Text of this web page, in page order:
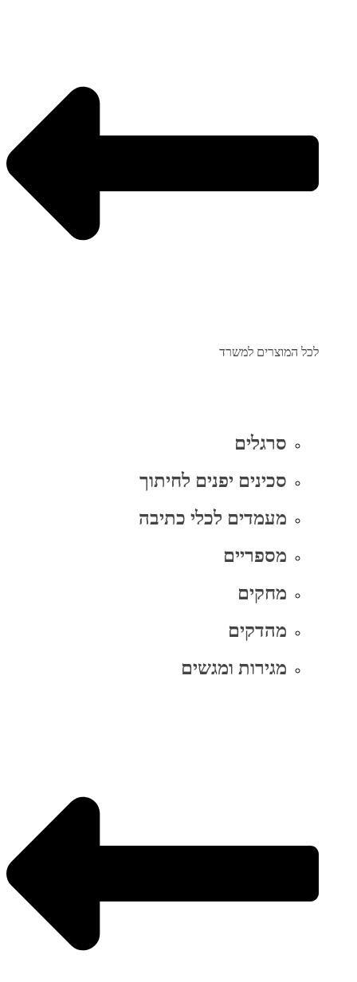
לכל המוצרים למשרד
סרגלים
סכינים יפנים לחיתוך
מעמדים לכלי כתיבה
מספריים
מחקים
מהדקים
מגירות ומגשים